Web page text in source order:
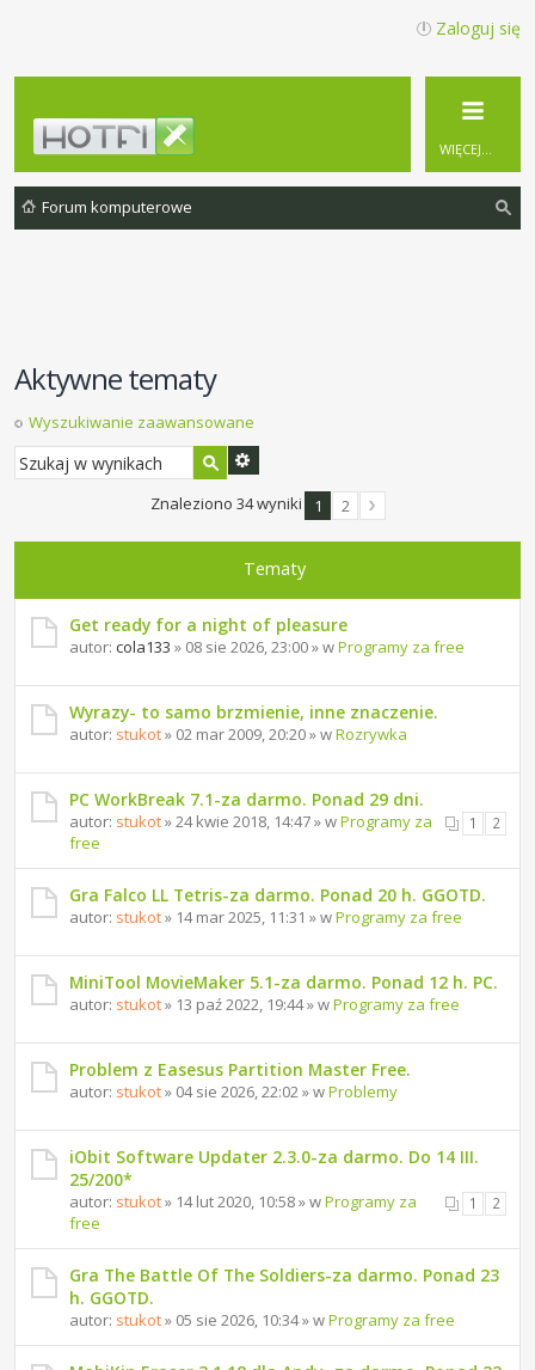
Zaloguj się
WIĘCEJ…
Forum komputerowe
Aktywne tematy
Wyszukiwanie zaawansowane
Znaleziono 34 wyniki 1 2
Tematy
Get ready for a night of pleasure
autor: cola133 » 08 sie 2026, 23:00 » wProgramy za free
Wyrazy- to samo brzmienie, inne znaczenie.
autor: stukot» 02 mar 2009, 20:20 » wRozrywka
PC WorkBreak 7.1-za darmo. Ponad 29 dni.
1 2
autor: stukot» 24 kwie 2018, 14:47 » wProgramy za
free
Gra Falco LL Tetris-za darmo. Ponad 20 h. GGOTD.
autor: stukot» 14 mar 2025, 11:31 » wProgramy za free
MiniTool MovieMaker 5.1-za darmo. Ponad 12 h. PC.
autor: stukot» 13 paź 2022, 19:44 » wProgramy za free
Problem z Easesus Partition Master Free.
autor: stukot» 04 sie 2026, 22:02 » wProblemy
iObit Software Updater 2.3.0-za darmo. Do 14 III.
25/200*
1 2
autor: stukot» 14 lut 2020, 10:58 » wProgramy za
free
Gra The Battle Of The Soldiers-za darmo. Ponad 23
h. GGOTD.
autor: stukot» 05 sie 2026, 10:34 » wProgramy za free